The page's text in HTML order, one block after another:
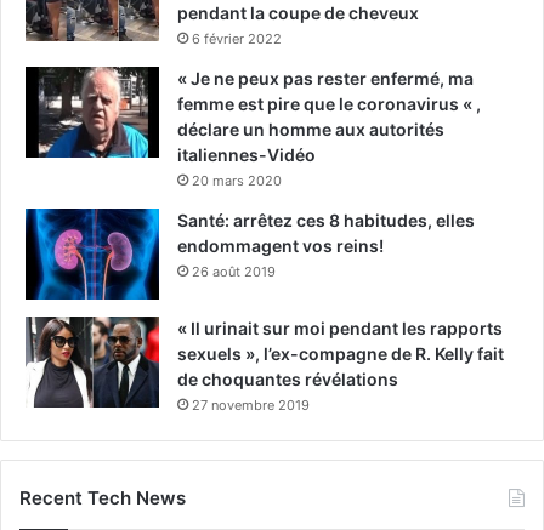
pendant la coupe de cheveux
6 février 2022
« Je ne peux pas rester enfermé, ma
femme est pire que le coronavirus « ,
déclare un homme aux autorités
italiennes-Vidéo
20 mars 2020
Santé: arrêtez ces 8 habitudes, elles
endommagent vos reins!
26 août 2019
« Il urinait sur moi pendant les rapports
sexuels », l’ex-compagne de R. Kelly fait
de choquantes révélations
27 novembre 2019
Recent Tech News